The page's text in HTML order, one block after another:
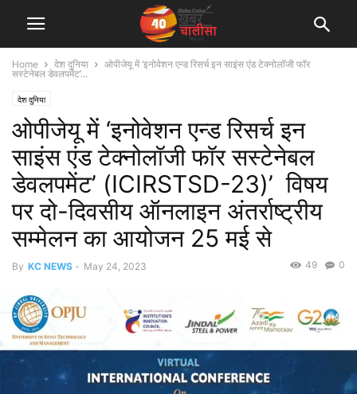
Home देश दुनिया
ओपीजेयू में ‘इनोवेशन एन्ड रिसर्च इन साइंस एंड टेक्नोलॉजी फॉर
सस्टेनेबल डेवलपमेंट’...
देश दुनिया
ओपीजेयू में ‘इनोवेशन एन्ड रिसर्च इन
साइंस एंड टेक्नोलॉजी फॉर सस्टेनेबल
डेवलपमेंट’ (ICIRSTSD-23)’ विषय
पर दो-दिवसीय ऑनलाइन अंतर्राष्ट्रीय
सम्मेलन का आयोजन 25 मई से
By KC NEWS - May 24, 2023 0
49